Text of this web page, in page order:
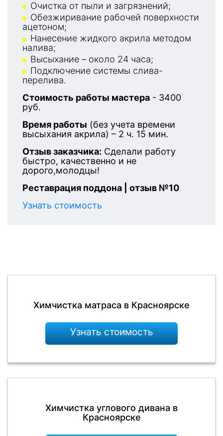
Очистка от пыли и загрязнений;
Обезжиривание рабочей поверхности
ацетоном;
Нанесение жидкого акрила методом
налива;
Высыхание – около 24 часа;
Подключение системы слива-
перелива.
Стоимость работы мастера - 3400
руб.
Время работы (без учета времени
высыхания акрила) – 2 ч. 15 мин.
Отзыв заказчика: Сделали работу
быстро, качественно и не
дорого,молодцы!
Реставрация поддона | отзыв №10
Узнать стоимость
Химчистка матраса в Красноярске
Узнать стоимость
Химчистка углового дивана в
Красноярске